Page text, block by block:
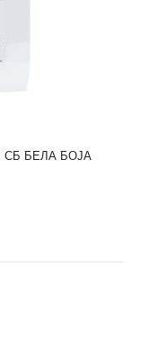
СБ БЕЛА БОЈА